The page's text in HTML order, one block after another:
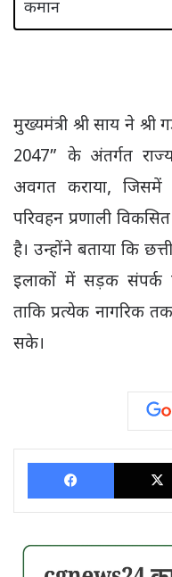
मुख्यमंत्री श्री साय ने
2047” के अंतर्गत
अवगत कराया,
परिवहन प्रणाली
है। उन्होंने बताया कि
इलाकों में सड़क संपर्क
ताकि प्रत्येक नागरिक
सके।
Facebook